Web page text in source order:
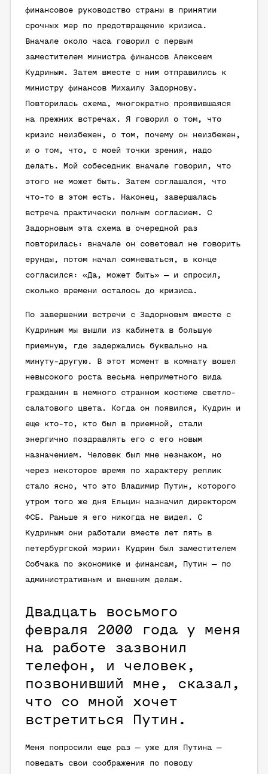
финансовое руководство страны в принятии
срочных мер по предотвращению кризиса.
Вначале около часа говорил с первым
заместителем министра финансов Алексеем
Кудриным. Затем вместе с ним отправились к
министру финансов Михаилу Задорнову.
Повторилась схема, многократно проявившаяся
на прежних встречах. Я говорил о том, что
кризис неизбежен, о том, почему он неизбежен,
и о том, что, с моей точки зрения, надо
делать. Мой собеседник вначале говорил, что
этого не может быть. Затем соглашался, что
что-то в этом есть. Наконец, завершалась
встреча практически полным согласием. С
Задорновым эта схема в очередной раз
повторилась: вначале он советовал не говорить
ерунды, потом начал сомневаться, в конце
согласился: «Да, может быть» — и спросил,
сколько времени осталось до кризиса.
По завершении встречи с Задорновым вместе с
Кудриным мы вышли из кабинета в большую
приемную, где задержались буквально на
минуту-другую. В этот момент в комнату вошел
невысокого роста весьма неприметного вида
гражданин в немного странном костюме светло-
салатового цвета. Когда он появился, Кудрин и
еще кто-то, кто был в приемной, стали
энергично поздравлять его с его новым
назначением. Человек был мне незнаком, но
через некоторое время по характеру реплик
стало ясно, что это Владимир Путин, которого
утром того же дня Ельцин назначил директором
ФСБ. Раньше я его никогда не видел. С
Кудриным они работали вместе лет пять в
петербургской мэрии: Кудрин был заместителем
Собчака по экономике и финансам, Путин — по
административным и внешним делам.
Двадцать восьмого
февраля 2000 года у меня
на работе зазвонил
телефон, и человек,
позвонивший мне, сказал,
что со мной хочет
встретиться Путин.
Меня попросили еще раз — уже для Путина —
поведать свои соображения по поводу